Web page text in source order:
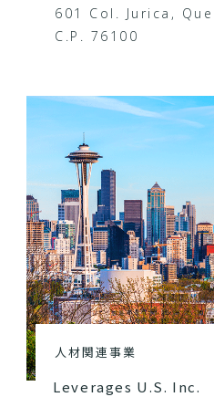
601 Col. Jurica,
C.P. 76100
人材関連事業
Leverages U.S. Inc.